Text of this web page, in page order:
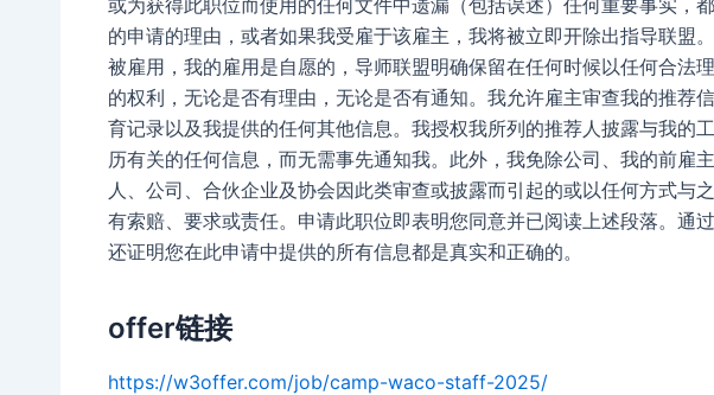
的申请的理由，或者如果我受雇于该雇主，我将被立即开除出指导联盟
被雇用，我的雇用是自愿的，导师联盟明确保留在任何时候以任何合法
的权利，无论是否有理由，无论是否有通知。我允许雇主审查我的推荐
育记录以及我提供的任何其他信息。我授权我所列的推荐人披露与我的
历有关的任何信息，而无需事先通知我。此外，我免除公司、我的前雇
人、公司、合伙企业及协会因此类审查或披露而引起的或以任何方式与
有索赔、要求或责任。申请此职位即表明您同意并已阅读上述段落。通
还证明您在此申请中提供的所有信息都是真实和正确的。
offer链接
https://w3offer.com/job/camp-waco-staff-2025/